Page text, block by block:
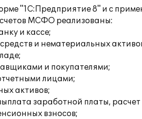
"1С:Предприятие 8" и с
МСФО реализованы:
и кассе;
и нематериальных
и покупателями;
лицами;
активов;
заработной платы, расчет
взносов;